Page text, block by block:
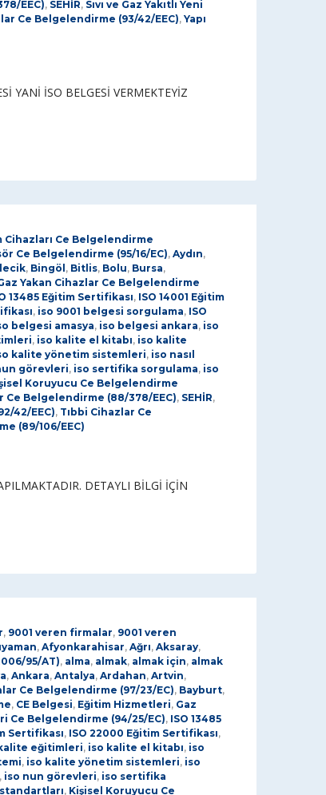
EEC), SEHİR, Sıvı ve Gaz Yakıtlı Yeni
Ce Belgelendirme (93/42/EEC), Yapı
YANİ İSO BELGESİ VERMEKTEYİZ
Cihazları Ce Belgelendirme
Ce Belgelendirme (95/16/EC), Aydın,
, Bingöl , Bitlis, Bolu, Bursa,
Yakan Cihazlar Ce Belgelendirme
13485 Eğitim Sertifikası, ISO 14001 Eğitim
, iso 9001 belgesi sorgulama, ISO
belgesi amasya, iso belgesi ankara, iso
, iso kalite el kitabı, iso kalite
kalite yönetim sistemleri, iso nasıl
görevleri, iso sertifika sorgulama, iso
Koruyucu Ce Belgelendirme
Ce Belgelendirme (88/378/EEC), SEHİR,
42/EEC), Tıbbi Cihazlar Ce
(89/106/EEC)
DETAYLI BİLGİ İÇİN
, 9001 veren firmalar, 9001 veren
, Afyonkarahisar, Ağrı, Aksaray,
95/AT), alma, almak, almak için, almak
, Ankara, Antalya, Ardahan, Artvin,
Ce Belgelendirme (97/23/EC), Bayburt,
, CE Belgesi, Eğitim Hizmetleri, Gaz
Ce Belgelendirme (94/25/EC), ISO 13485
Sertifikası, ISO 22000 Eğitim Sertifikası,
eğitimleri, iso kalite el kitabı, iso
, iso kalite yönetim sistemleri, iso
, iso nun görevleri, iso sertifika
standartları, Kişisel Koruyucu Ce